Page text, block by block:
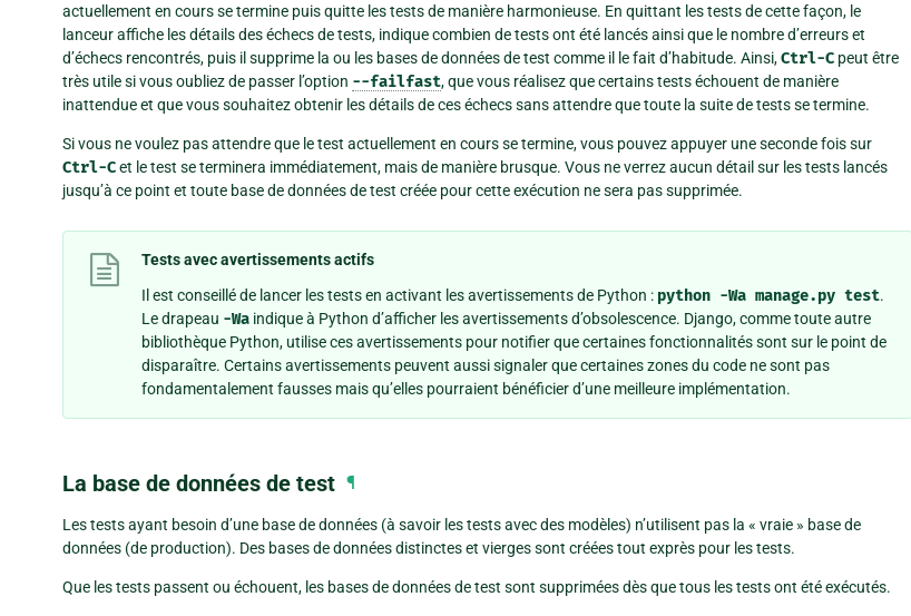
actuellement en cours se termine puis quitte les tests de manière harmonieuse. En quittant les tests de cette façon, le
lanceur affiche les détails des échecs de tests, indique combien de tests ont été lancés ainsi que le nombre d’erreurs et
d’échecs rencontrés, puis il supprime la ou les bases de données de test comme il le fait d’habitude. Ainsi,Ctrl-C peut être
très utile si vous oubliez de passer l’option --failfast, que vous réalisez que certains tests échouent de manière
inattendue et que vous souhaitez obtenir les détails de ces échecs sans attendre que toute la suite de tests se termine.
Si vous ne voulez pas attendre que le test actuellement en cours se termine, vous pouvez appuyer une seconde fois sur
Ctrl-Cet le test se terminera immédiatement, mais de manière brusque. Vous ne verrez aucun détail sur les tests lancés
jusqu’à ce point et toute base de données de test créée pour cette exécution ne sera pas supprimée.
Tests avec avertissements actifs
Il est conseillé de lancer les tests en activant les avertissements de Python : python -Wa manage.py test.
Le drapeau -Wa indique à Python d’afficher les avertissements d’obsolescence. Django, comme toute autre
bibliothèque Python, utilise ces avertissements pour notifier que certaines fonctionnalités sont sur le point de
disparaître. Certains avertissements peuvent aussi signaler que certaines zones du code ne sont pas
fondamentalement fausses mais qu’elles pourraient bénéficier d’une meilleure implémentation.
La base de données de test ¶
Les tests ayant besoin d’une base de données (à savoir les tests avec des modèles) n’utilisent pas la « vraie » base de
données (de production). Des bases de données distinctes et vierges sont créées tout exprès pour les tests.
Que les tests passent ou échouent, les bases de données de test sont supprimées dès que tous les tests ont été exécutés.